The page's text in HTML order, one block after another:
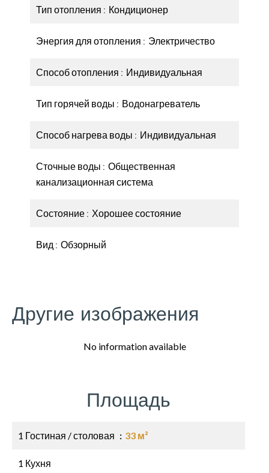
Тип отопления Кондиционер
Энергия для отопления Электричество
Способ отопления Индивидуальная
Тип горячей воды Водонагреватель
Способ нагрева воды Индивидуальная
Сточные воды
Общественная
канализационная система
Состояние Хорошее состояние
Вид Обзорный
Другие изображения
No information available
Площадь
1 Гостиная / столовая 33 м²
1 Кухня